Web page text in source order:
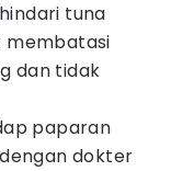
tuna
membatasi
dan tidak
paparan
dokter